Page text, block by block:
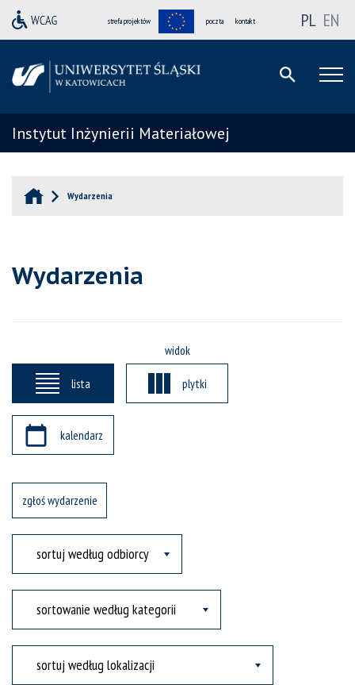
strefa projektów poczta kontakt PL EN
Instytut Inżynierii Materiałowej
Wydarzenia
Wydarzenia
widok
lista plytki
kalendarz
zgłoś wydarzenie